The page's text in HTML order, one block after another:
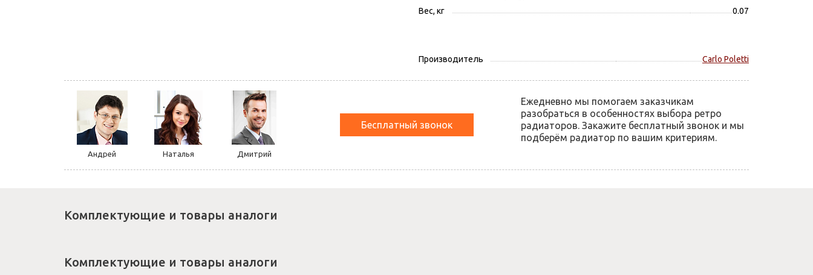
Вес, кг
0.07
Производитель Carlo Poletti
Андрей Наталья Дмитрий
Бесплатный звонок
Ежедневно мы помогаем заказчикам
разобраться в особенностях выбора ретро
радиаторов. Закажите бесплатный звонок и мы
подберём радиатор по вашим критериям.
Комплектующие и товары аналоги
Комплектующие и товары аналоги